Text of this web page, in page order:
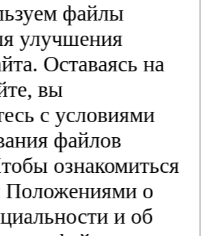
файлы
улучшения
Оставаясь на
вы
с условиями
файлов
ознакомиться
о
и об